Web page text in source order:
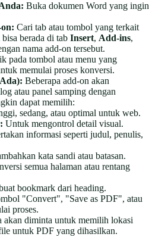
Buka dokumen Word yang ingin
Cari tab atau tombol yang terkait
berada di tab Insert, Add-ins,
nama add-on tersebut.
pada tombol atau menu yang
memulai proses konversi.
Beberapa add-on akan
atau panel samping dengan
dapat memilih:
sedang, atau optimal untuk web.
Untuk mengontrol detail visual.
informasi seperti judul, penulis,
kata sandi atau batasan.
semua halaman atau rentang
bookmark dari heading.
"Convert", "Save as PDF", atau
proses.
akan diminta untuk memilih lokasi
untuk PDF yang dihasilkan.